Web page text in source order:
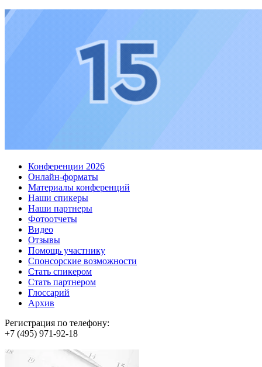
Конференции 2026
Онлайн-форматы
Материалы конференций
Наши спикеры
Наши партнеры
Фотоотчеты
Видео
Отзывы
Помощь участнику
Спонсорские возможности
Стать спикером
Стать партнером
Глоссарий
Архив
Регистрация по телефону:
+7 (495) 971-92-18